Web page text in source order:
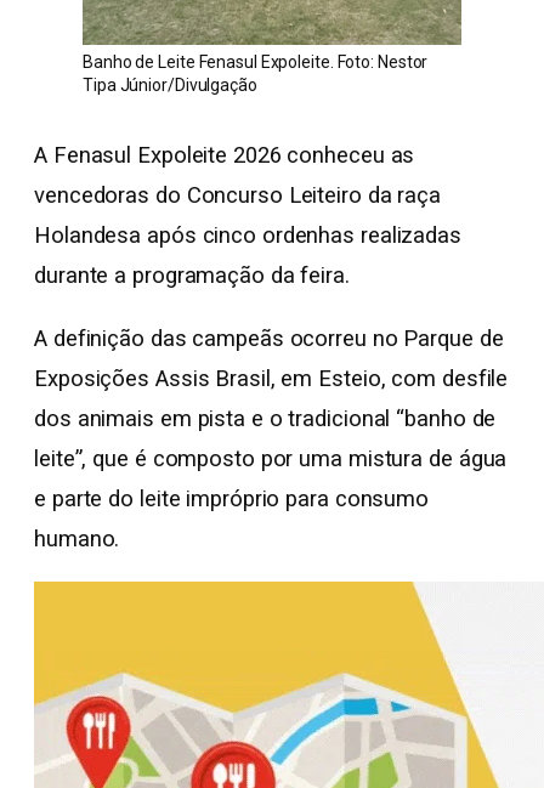
Banho de Leite Fenasul Expoleite. Foto: Nestor
Tipa Júnior/Divulgação
A Fenasul Expoleite 2026 conheceu as
vencedoras do Concurso Leiteiro da raça
Holandesa após cinco ordenhas realizadas
durante a programação da feira.
A definição das campeãs ocorreu no Parque de
Exposições Assis Brasil, em Esteio, com desfile
dos animais em pista e o tradicional “banho de
leite”, que é composto por uma mistura de água
e parte do leite impróprio para consumo
humano.